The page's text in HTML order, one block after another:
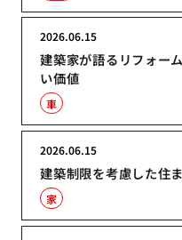
建築家が語るリフォー
い価値
2026.06.15
車
建築制限を考慮した住
2026.06.15
家